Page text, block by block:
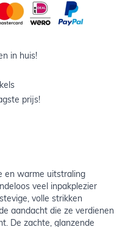
in huis!
prijs!
en warme uitstraling
veel inpakplezier
volle strikken
aandacht die ze verdienen
De zachte, glanzende